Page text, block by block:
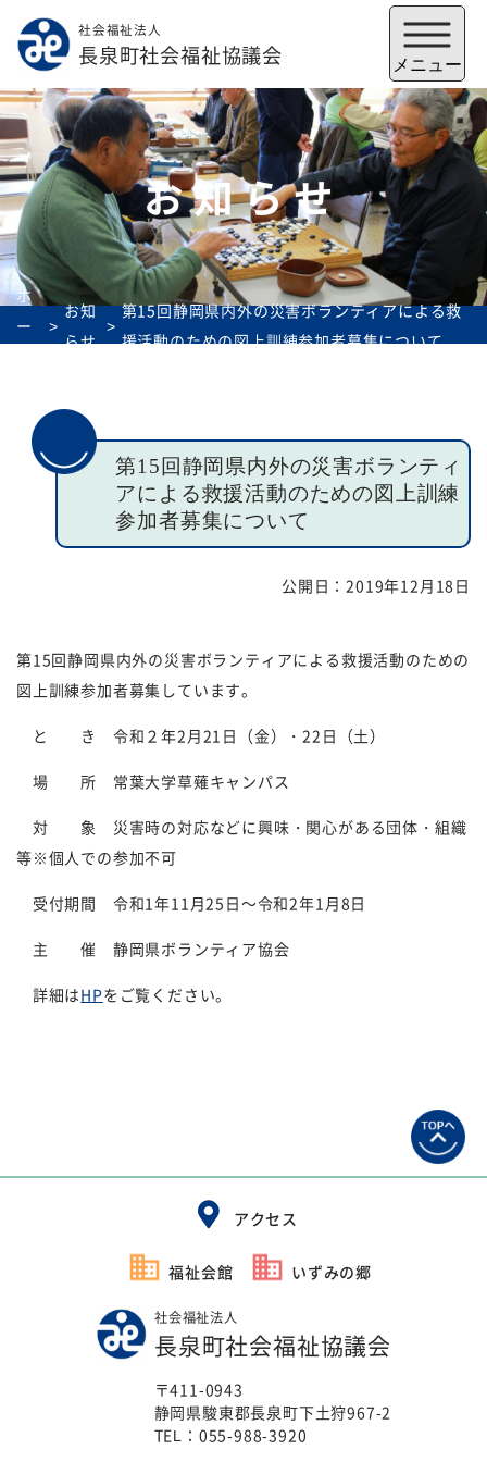
社会福祉法人
長泉町社会福祉協議会 メニュー
メニューを閉じる
社協とは サービス
福祉団体
情報公表
お問い合せ
行事予定 リンク
対する基本方針
お知らせ
ホ
ー
お知
らせ
第15回静岡県内外の災害ボランティアによる救
援活動のための図上訓練参加者募集について
第15回静岡県内外の災害ボランティ
アによる救援活動のための図上訓練
参加者募集について
公開日：2019年12月18日
第15回静岡県内外の災害ボランティアによる救援活動のための
図上訓練参加者募集しています。
と き 令和２年2 月21 日（金）・22 日（土）
場 所 常葉大学草薙キャンパス
対 象 災害時の対応などに興味・関心がある団体・組織
等※個人での参加不可
受付期間 令和1年11 月25 日～令和2年1 月8日
主 催 静岡県ボランティア協会
詳細はHPをご覧ください。
アクセス
福祉会館 いずみの郷
社会福祉法人
長泉町社会福祉協議会
〒411-0943
静岡県駿東郡長泉町下土狩967-2
TEL： 055-988-3920